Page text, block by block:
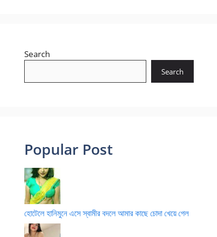
Search
Search
Popular Post
হোটেলে হানিমুনে এসে স্বামীর বদলে আমার কাছে চোদা খেয়ে গেল